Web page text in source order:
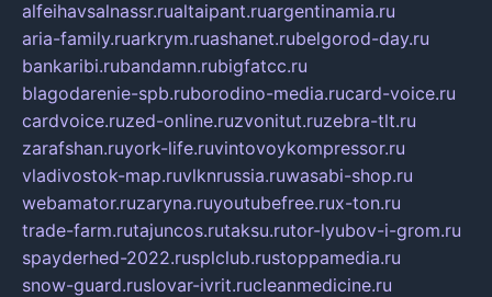
alfeihavsalnassr.rualtaipant.ruargentinamia.ru
aria-family.ruarkrym.ruashanet.rubelgorod-day.ru
bankaribi.rubandamn.rubigfatcc.ru
blagodarenie-spb.ruborodino-media.rucard-voice.ru
cardvoice.ruzed-online.ruzvonitut.ruzebra-tlt.ru
zarafshan.ruyork-life.ruvintovoykompressor.ru
vladivostok-map.ruvlknrussia.ruwasabi-shop.ru
webamator.ruzaryna.ruyoutubefree.rux-ton.ru
trade-farm.rutajuncos.rutaksu.rutor-lyubov-i-grom.ru
spayderhed-2022.rusplclub.rustoppamedia.ru
snow-guard.ruslovar-ivrit.rucleanmedicine.ru